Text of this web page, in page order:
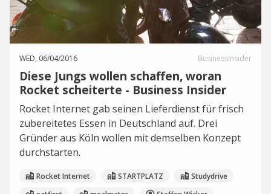
WED, 06/04/2016 BusinessInsider
Diese Jungs wollen schaffen, woran
Rocket scheiterte - Business Insider
Rocket Internet gab seinen Lieferdienst für frisch
zubereitetes Essen in Deutschland auf. Drei
Gründer aus Köln wollen mit demselben Konzept
durchstarten.
Rocket Internet STARTPLATZ
Studydrive